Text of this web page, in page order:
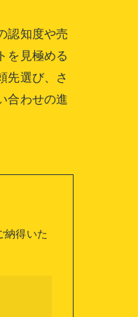
認知度や売
を見極める
先選び、さ
合わせの進
納得いた